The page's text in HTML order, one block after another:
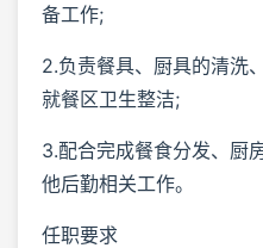
备工作;
2.负责餐具、厨具的清洗
就餐区卫生整洁;
3.配合完成餐食分发、厨
他后勤相关工作。
任职要求